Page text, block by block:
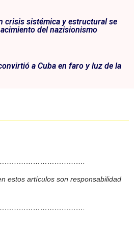
crisis sistémica y estructural se
del nazisionismo
a Cuba en faro y luz de la
estos artículos son responsabilidad